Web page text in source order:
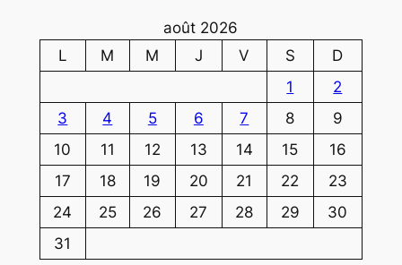
août 2026
L
M M J V S
D
1
2
3
4 5 6 7 8
9
10
11 12 13 14 15
16
17
18 19 20 21 22
23
24
25 26 27 28 29
30
31